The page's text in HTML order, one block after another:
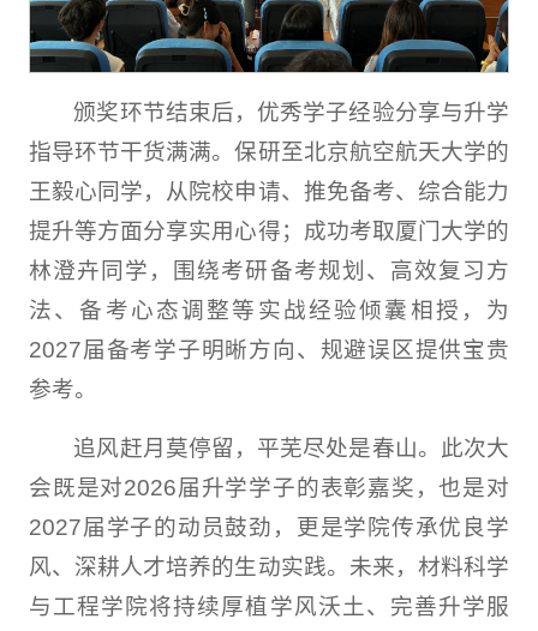
颁奖环节结束后，优秀学子经验分享与升学
指导环节干货满满。保研至北京航空航天大学的
王毅心同学，从院校申请、推免备考、综合能力
提升等方面分享实用心得；成功考取厦门大学的
林澄卉同学，围绕考研备考规划、高效复习方
法、备考心态调整等实战经验倾囊相授，为
2027届备考学子明晰方向、规避误区提供宝贵
参考。
追风赶月莫停留，平芜尽处是春山。此次大
会既是对2026届升学学子的表彰嘉奖，也是对
2027届学子的动员鼓劲，更是学院传承优良学
风、深耕人才培养的生动实践。未来，材料科学
与工程学院将持续厚植学风沃土、完善升学服